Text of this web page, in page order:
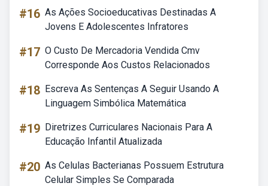
#16 As Ações Socioeducativas Destinadas A
Jovens E Adolescentes Infratores
#17 O Custo De Mercadoria Vendida Cmv
Corresponde Aos Custos Relacionados
#18 Escreva As Sentenças A Seguir Usando A
Linguagem Simbólica Matemática
#19 Diretrizes Curriculares Nacionais Para A
Educação Infantil Atualizada
#20 As Celulas Bacterianas Possuem Estrutura
Celular Simples Se Comparada